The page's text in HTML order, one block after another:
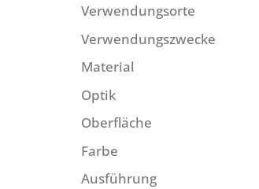
Verwendungsorte
Verwendungszwecke
Material
Optik
Oberfläche
Farbe
Ausführung